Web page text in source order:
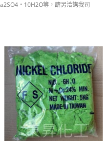
等，請另洽詢我司